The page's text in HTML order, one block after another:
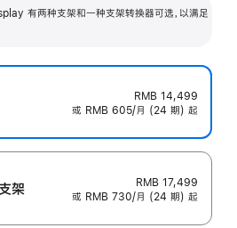
有两种支架和一种支架转换器可选，以满足
RMB 14,499
或 RMB 605/月 (24 期) 起
架
RMB 17,499
或 RMB 730/月 (24 期) 起